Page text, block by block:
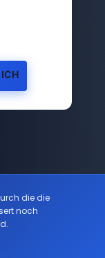
die die
noch